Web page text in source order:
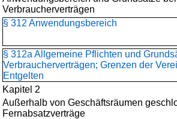
Verbraucherverträgen
§ 312 Anwendungsbereich
§ 312a Allgemeine Pflichten und
Verbraucherverträgen; Grenzen der
Entgelten
Kapitel 2
Außerhalb von Geschäftsräumen
Fernabsatzverträge